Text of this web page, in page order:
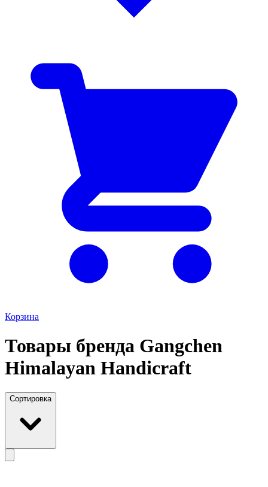
Корзина
Товары бренда Gangchen
Himalayan Handicraft
Сортировка